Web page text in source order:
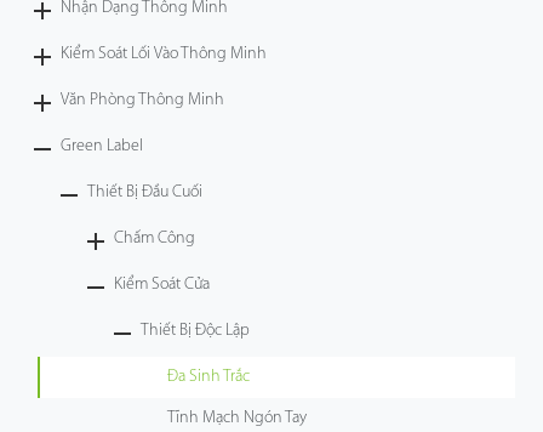
Armatura
Công Nghệ
Nhận Dạng Thông Minh
Kiểm Soát Lối Vào Thông Minh
Văn Phòng Thông Minh
Green Label
Thiết Bị Đầu Cuối
Chấm Công
Kiểm Soát Cửa
Thiết Bị Độc Lập
Đa Sinh Trắc
Tĩnh Mạch Ngón Tay